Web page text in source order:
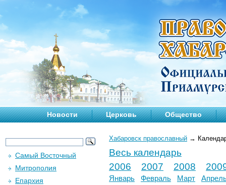
Новости Церковь Общество
Хабаровск православный →
Весь календарь
2006
2007 2008
Январь Февраль Март
Самый Восточный
Митрополия
Епархия